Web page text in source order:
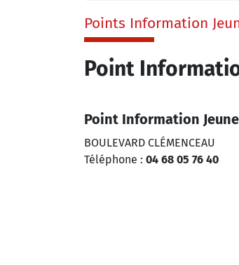
Points Information
Point
Point Information
BOULEVARD CLÉMENCEAU
Téléphone : 04 68 05 76 40